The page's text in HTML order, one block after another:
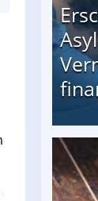
(34)